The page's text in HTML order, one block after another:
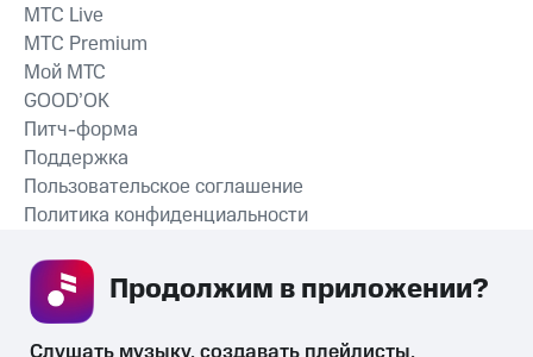
СКАЧАТЬ ПРИЛОЖЕНИЕ
MTС Live
MTС Premium
Мой МТС
GOOD’OK
Питч-форма
Поддержка
Пользовательское соглашение
Политика конфиденциальности